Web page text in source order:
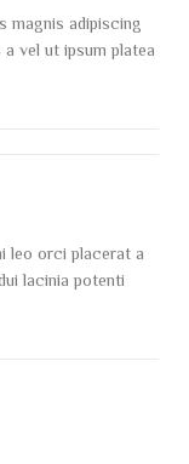
magnis adipiscing
vel ut ipsum platea
leo orci placerat a
lacinia potenti